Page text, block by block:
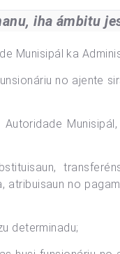
iha ámbitu
Munisipál ka
no ajente
no
determinadu;